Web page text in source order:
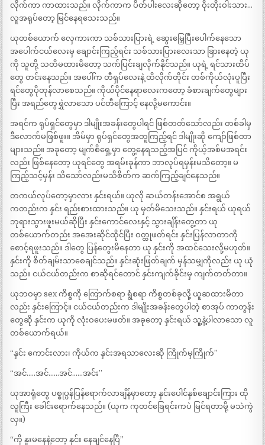
လိုက်ကာ ကာထားသည်။ လိုက်ကာက ပိတ်ပါးလေးဆိုတော့ ဝိုးတိုးဝါးသား…
လူအရုပ်တော့ မြင်နေရသေးသည်။
ယုတစ်ယောက် လှေကားကာ သစ်သားပြားရဲ့ ဆွေးမြေ့ပြီးပေါက်နေသော
အပေါက်ငယ်လေးမှ ချောင်းကြည့်ရင်း သစ်သားပြားလေးသာ ခြားနေတဲ့ ယု
ကို သူတို့ သတိမထားမိတော့ သက်ပြင်းချလိုက်နိုင်သည်။ ယုရဲ့ ရင်သားထိပ်
တွေ တင်းနေသည်။ အပေါ်က တီရှပ်လေးနဲ့ ထိလိုက်တိုင်း တစ်ကိုယ်လုံးပူပြီး
ရင်တွေပိုတုန်လာစေသည်။ ကိုယ်ပိုင်နေရာလေးကတော့ ခံစားချက်တွေများ
ပြီး အရည်တွေရွှဲလာသော ပင်တီကြောင့် နေလို့မကောင်း။
အရင်က ရုပ်ရှင်တွေမှာ ဒါမျိုးအခန်းတွေပါရင် ဖြစ်တတ်သော်လည်း တစ်ခါမှ
ဒီလောက်မဖြစ်ဖူး။ အိမ်မှာ ရုပ်ရှင်တွေအတူကြည့်ရင် ဒါမျိုးဆို ကျော်ဖြစ်တာ
များသည်။ အခုတော့ မျက်စိရှေ့မှာ တွေ့နေရသည့်အပြင် ကိုယ့်အစ်မအရင်း
လည်း ဖြစ်နေတော့ ယုရင်တွေ အရမ်းခုန်ကာ ဘာလုပ်ရမှန်းမသိတော့။ မ
ကြည့်သင့်မှန်း သိသော်လည်းမသိစိတ်က ဆက်ကြည့်ချင်နေသည်။
တကယ်လုပ်တော့မှာလား နှင်းရယ်။ ယုလို ဆယ်တန်းအောင်စ အရွယ်
ကတည်းက နှင်း ရည်းစားထားသည်။ ယု မှတ်မိသေးသည်။ နှင်းရယ် ယုရယ်
ဘုရားသွားဖူးမယ်ဆိုပြီး နှင်းကောင်လေးနှင့် သွားချိန်းတွေ့တာ ယု
တစ်ယောက်တည်း အအေးဆိုင်ထိုင်ပြီး ဝတ္ထုဖတ်ရင်း နှင်းပြန်လာတာကို
စောင့်ရဖူးသည်။ ဒါတွေ ပြန်တွေးမိနေတာ ယု နှင်းကို အထင်သေးလို့မဟုတ်။
နှင်းကို စိတ်ချမ်းသာစေချင်သည်။ နှင်းဆုံးဖြတ်ချက် မှန်သမျှကိုလည်း ယု ယုံ
သည်။ ငယ်ငယ်တည်းက စာဆိုရင်တောင် နှင်းကျက်ခိုင်းမှ ကျက်တတ်တာ။
ယုဘဝမှာ sex ကိစ္စကို ကြောက်စရာ ရွံစရာ ကိစ္စတစ်ခုလို့ ယူဆထားမိတာ
လည်း နှင်းကြောင့်။ ငယ်ငယ်တည်းက ဒါမျိုးအခန်းတွေပါတဲ့ စာအုပ် ကာတွန်း
တွေဆို နှင်းက ယုကို လုံးဝပေးမဖတ်။ အခုတော့ နှင်းရယ် သူ့နဲ့ပါလာသော လူ
တစ်ယောက်ရယ်။
“နှင်း ကောင်းလား၊ ကိုယ်က နှင်းအရသာလေးဆို ကြိုက်မှကြိုက်”
“အင်…..အင်……အင်……အင်း”
ယုအာရုံတွေ ပစ္စုပ္ပန်ပြန်ရောက်လာချိန်မှာတော့ နှင်းပေါင်နှစ်ချောင်းကြား ထို
လူကြီး ခေါင်းရောက်နေသည်။ (ယုက ကုတင်ခြေရင်းကပဲ မြင်ရတာမို့ မသဲကွဲ
လှ။)
“ကို နူးမနေနဲ့တော့ နှင်း နေချင်နေပြီ”